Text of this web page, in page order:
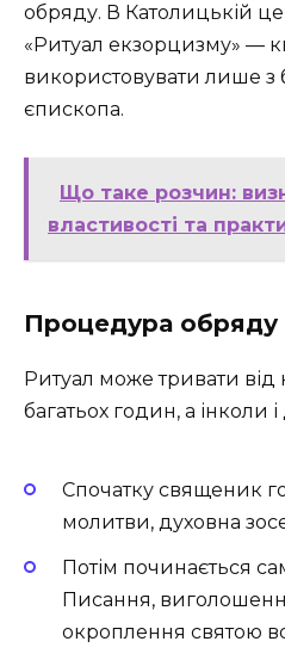
обряду. В Католицькій
«Ритуал екзорцизму» —
використовувати лише з
єпископа.
Що таке розчин:
властивості та
Процедура обряду
Ритуал може тривати від
багатьох годин, а інколи і
Спочатку священик
молитви, духовна
Потім починається
Писання,
окроплення святою